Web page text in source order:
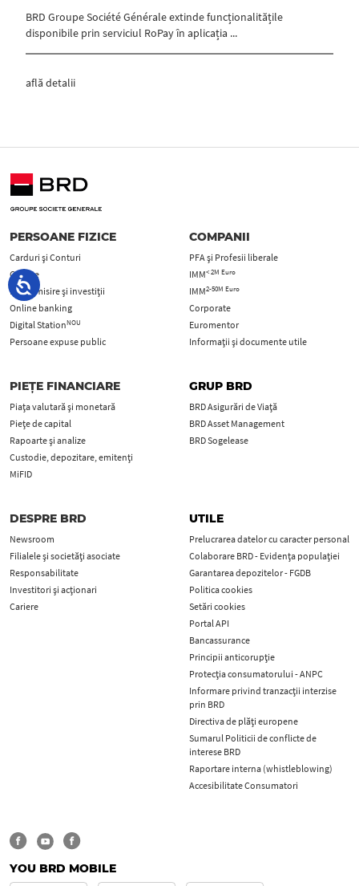
BRD Groupe Société Générale extinde funcționalitățile
disponibile prin serviciul RoPay în aplicația ...
află detalii
PERSOANE FIZICE
Carduri şi Conturi
Credite
Economisire și investiții
Online banking
Digital StationNOU
Persoane expuse public
COMPANII
PFA şi Profesii liberale
IMM< 2M Euro
IMM2-50M Euro
Corporate
Euromentor
Informații și documente utile
PIEȚE FINANCIARE
Piața valutară și monetară
Piețe de capital
Rapoarte și analize
Custodie, depozitare, emitenți
MiFID
GRUP BRD
BRD Asigurări de Viață
BRD Asset Management
BRD Sogelease
DESPRE BRD
Newsroom
Filialele și societăți asociate
Responsabilitate
Investitori și acționari
Cariere
UTILE
Prelucrarea datelor cu caracter personal
Colaborare BRD - Evidența populației
Garantarea depozitelor - FGDB
Politica cookies
Setări cookies
Portal API
Bancassurance
Principii anticorupţie
Protecţia consumatorului - ANPC
Informare privind tranzacții interzise
prin BRD
Directiva de plăți europene
Sumarul Politicii de conflicte de
interese BRD
Raportare interna (whistleblowing)
Accesibilitate Consumatori
YOU BRD MOBILE